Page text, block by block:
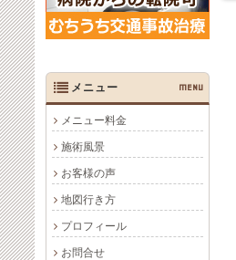
メニュー MENU
メニュー料金
施術風景
お客様の声
地図行き方
プロフィール
お問合せ